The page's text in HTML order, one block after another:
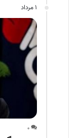
1 مرداد
0